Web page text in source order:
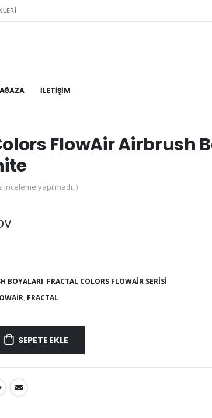
İLETIŞIM
FlowAir Airbrush
inceleme yapılmadı. )
BOYALARI, FRACTAL COLORS FLOWAIR SERISI
, FRACTAL
SEPETE EKLE